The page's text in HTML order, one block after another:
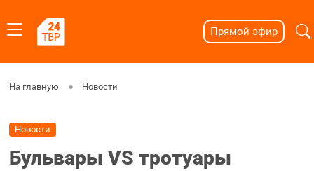
Прямой эфир
На главную Новости
Новости
Бульвары VS тротуары